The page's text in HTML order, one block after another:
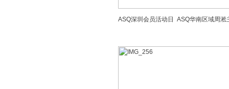
ASQ深圳会员活动日 ASQ华南区域周淞